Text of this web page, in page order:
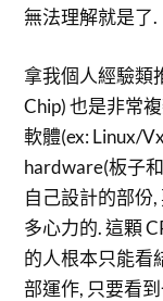
無法理解就是了.
拿我個人經驗類
Chip) 也是非常
軟體(ex: Linux/
hardware(板子
自己設計的部份
多心力的. 這顆
的人根本只能看
部運作, 只要看